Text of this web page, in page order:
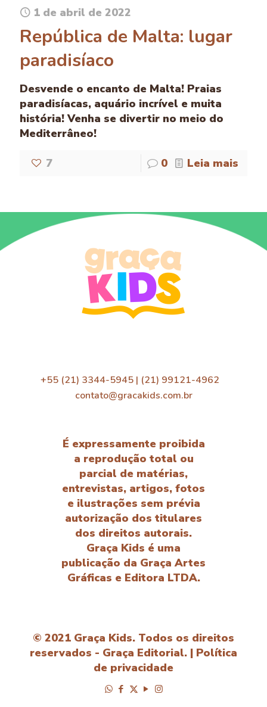
1 de abril de 2022
República de Malta: lugar
paradisíaco
Desvende o encanto de Malta! Praias
paradisíacas, aquário incrível e muita
história! Venha se divertir no meio do
Mediterrâneo!
7 0 Leia mais
+55 (21) 3344-5945 | (21) 99121-4962
contato@gracakids.com.br
É expressamente proibida
a reprodução total ou
parcial de matérias,
entrevistas, artigos, fotos
e ilustrações sem prévia
autorização dos titulares
dos direitos autorais.
Graça Kids é uma
publicação da Graça Artes
Gráficas e Editora LTDA.
© 2021 Graça Kids. Todos os direitos
reservados - Graça Editorial. | Política
de privacidade